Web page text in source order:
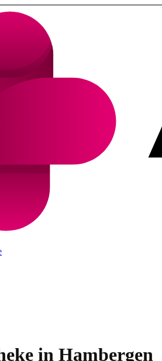
in Hambergen